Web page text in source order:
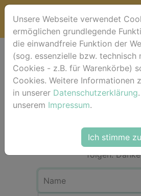
Für eine Bestellung in
eine Registrierung bzw.
einfach dem Check-out-
dem Warenkorb Schritt
folgen.
Unsere Webseite verwendet
ermöglichen grundlegende
die einwandfreie Funktion der
(sog. essenzielle bzw. technisch
Cookies - z.B. für Warenkörbe)
Cookies. Weitere Informationen
in unserer Datenschutzerklärung
unserem Impressum.
Ich stimme zu